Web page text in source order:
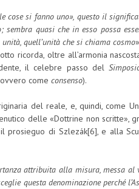
cose si fanno uno», questo il
quasi che in esso possa
quell’unità che si chiama cosmo
ricorda, oltre all’armonia
il celebre passo del
come consenso).
del reale, e, quindi, come
delle «Dottrine non scritte»,
prosieguo di Szlezák[6], e alla
attribuita alla misura, messa
questa denominazione perché